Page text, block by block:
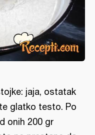
jaja, ostatak
glatko testo. Po
onih 200 gr